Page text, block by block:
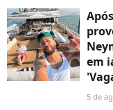
em
5 de